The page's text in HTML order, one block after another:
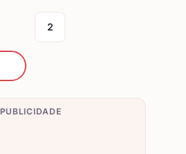
2
PUBLICIDADE